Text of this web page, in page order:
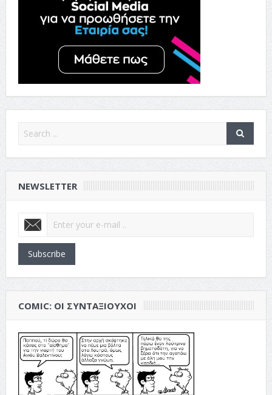
NEWSLETTER
Subscribe
COMIC: ΟΙ ΣΥΝΤΑΞΙΟΎΧΟΙ